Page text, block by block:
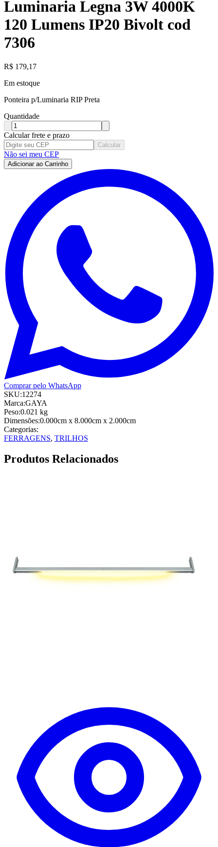
Luminaria Legna 3W 4000K
120 Lumens IP20 Bivolt cod
7306
R$ 179,17
Em estoque
Ponteira p/Luminaria RIP Preta
Quantidade
Calcular frete e prazo
Calcular
Não sei meu CEP
Adicionar ao Carrinho
Comprar pelo WhatsApp
SKU:12274
Marca:GAYA
Peso:0.021 kg
Dimensões:0.000cm x 8.000cm x 2.000cm
Categorias:
FERRAGENS, TRILHOS
Produtos Relacionados